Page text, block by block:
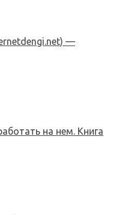
—
на нем. Книга